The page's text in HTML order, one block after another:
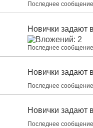
Последнее
Новички задают
Последнее
Новички задают
Последнее
Новички задают
Последнее